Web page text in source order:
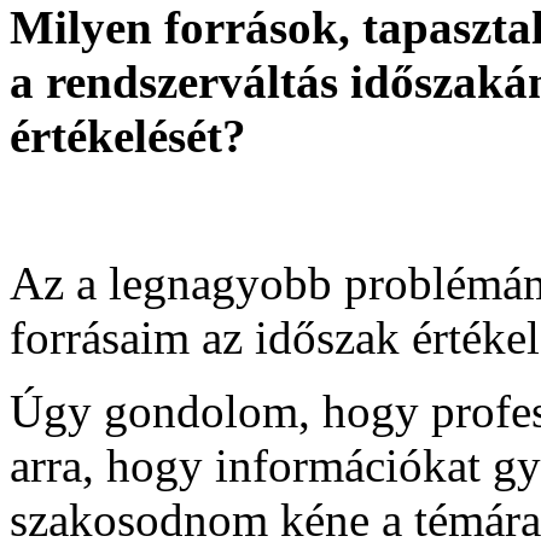
Milyen források,
a rendszerváltás
értékelését?
Az a legnagyobb
forrásaim az időszak
Úgy gondolom, hogy
arra, hogy információkat
szakosodnom kéne a